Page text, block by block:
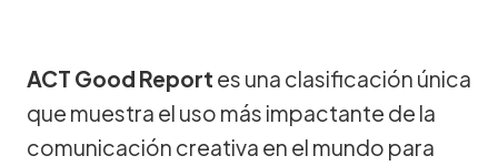
ACT Good Report es una clasificación única
que muestra el uso más impactante de la
comunicación creativa en el mundo para